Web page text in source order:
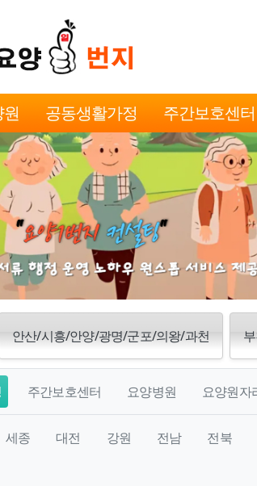
공동생활가정 주간보호센터
안산/시흥/안양/광명/군포/의왕/과천
주간보호센터 요양병원 요양원자
세종 대전 강원 전남
전북